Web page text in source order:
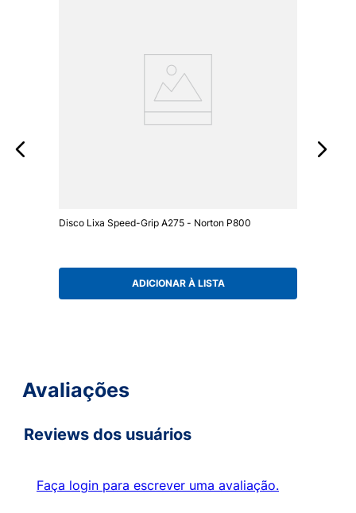
Disco Lixa Speed-Grip A275 - Norton P800
ADICIONAR À LISTA
Avaliações
Reviews dos usuários
Faça login para escrever uma avaliação.